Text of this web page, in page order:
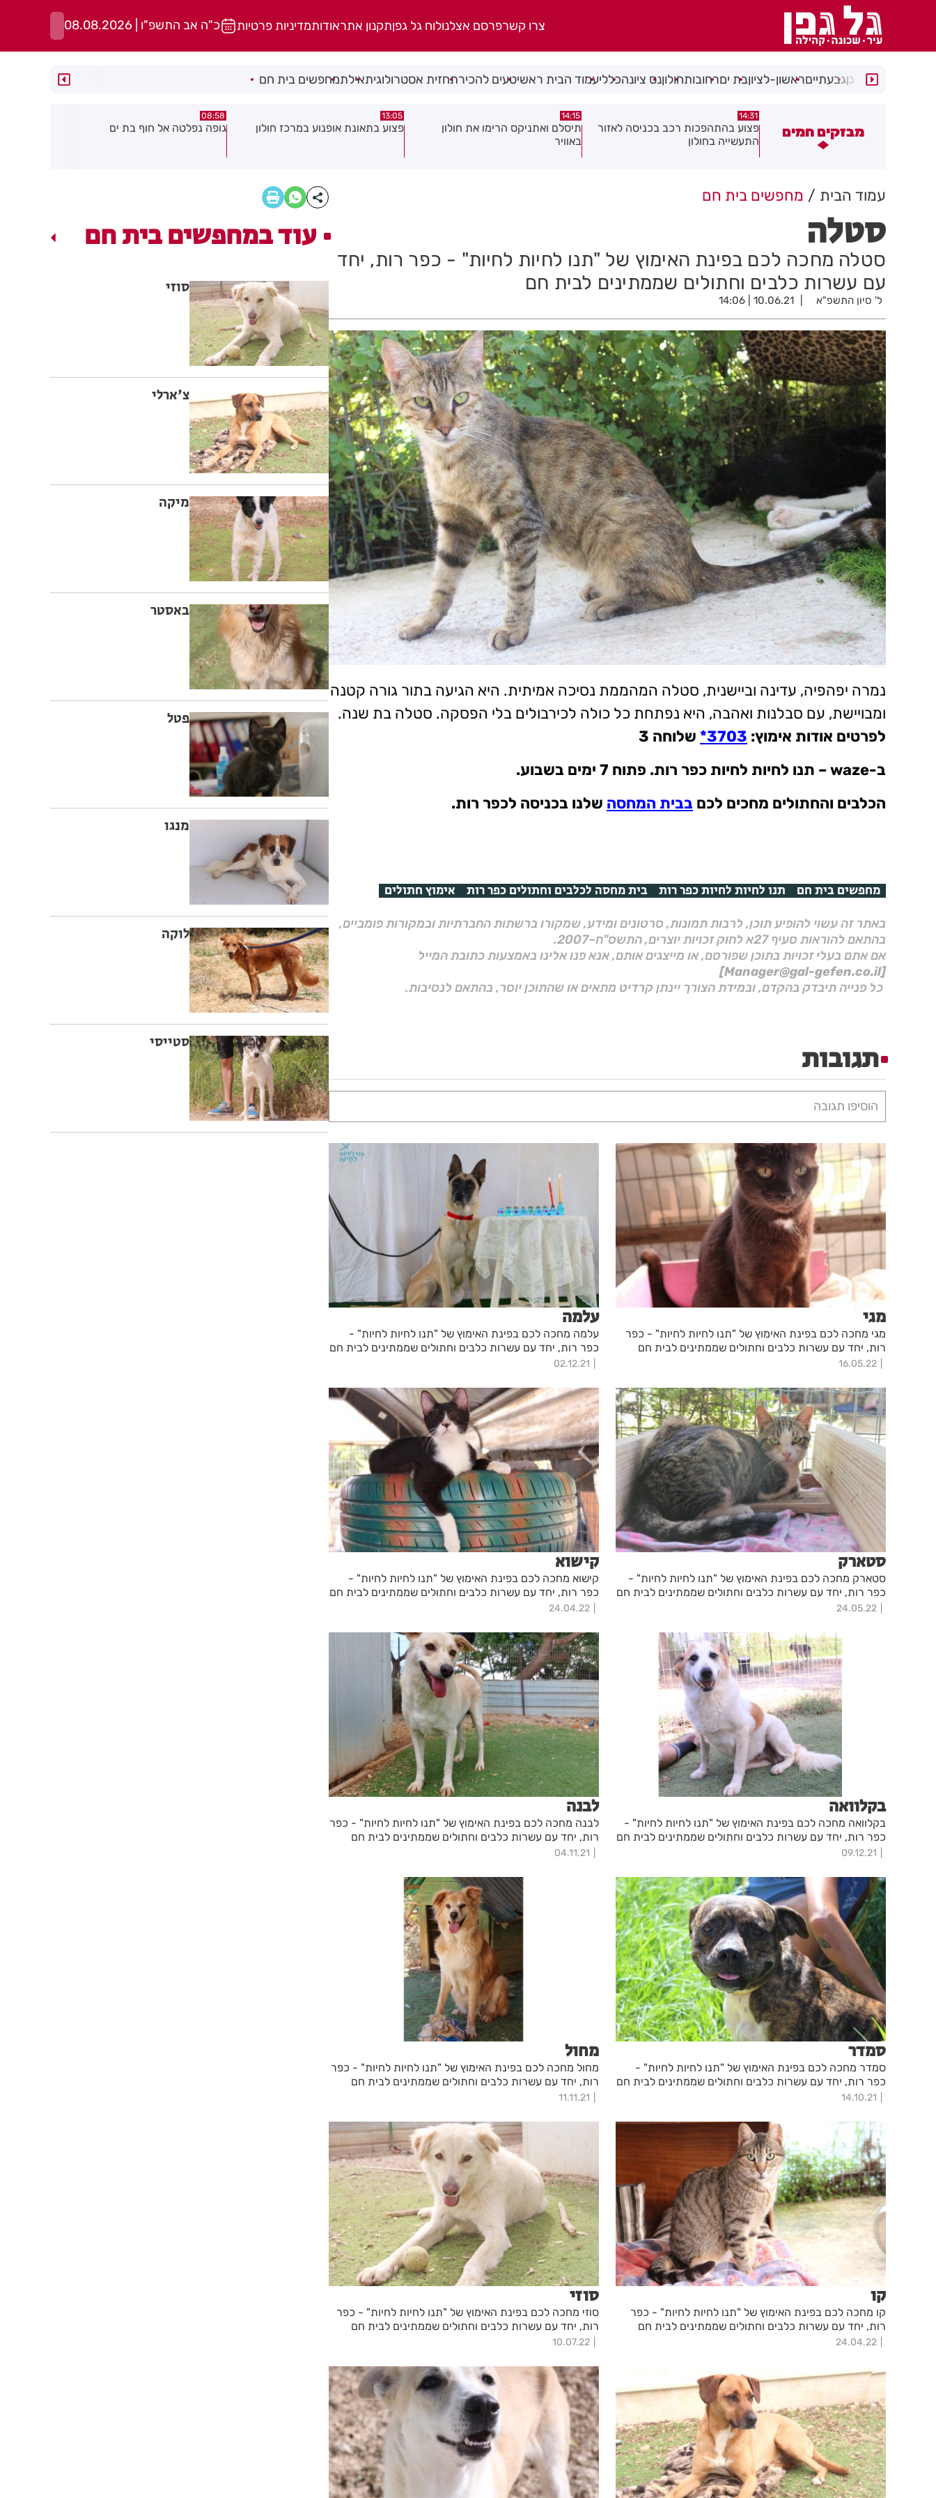
צרו קשרפרסם אצלנולוח גל גפןתקנון אתראודותמדיניות פרטיות כ"ה אב התשפ"ו | 08.08.2026
רמת גןגבעתייםראשון-לציוןבת יםרחובותחולוןנס ציונהכלליעמוד הבית ראשיטעים להכירתחזית אסטרולוגיתאילתמחפשים בית חם
מבזקים חמים
פצוע בהתהפכות רכב בכניסה לאזור
14:15
תיסלם ואתניקס הרימו את חולון
באוויר
13:05
פצוע בתאונת אופנוע במרכז חולון
08:58
גופה נפלטה אל חוף בת ים
08:29
חשד להצתה בשלושה מוקדים ברמת
עמוד הבית מחפשים בית חם
סטלה
סטלה מחכה לכם בפינת האימוץ של "תנו לחיות לחיות" - כפר רות, יחד
עם עשרות כלבים וחתולים שממתינים לבית חם
ל' סיון התשפ"א 10.06.21 | 14:06
נמרה יפהפיה, עדינה וביישנית, סטלה המהממת נסיכה אמיתית. היא הגיעה בתור גורה קטנה
ומבויישת, עם סבלנות ואהבה, היא נפתחת כל כולה לכירבולים בלי הפסקה. סטלה בת שנה.
לפרטים אודות אימוץ:
3703* שלוחה 3
ב-waze – תנו לחיות לחיות כפר רות. פתוח 7 ימים בשבוע
.
הכלבים והחתולים מחכים לכם בבית המחסה שלנו בכניסה לכפר רות.
מחפשים בית חם תנו לחיות לחיות כפר רות בית מחסה לכלבים וחתולים כפר רות אימוץ חתולים
באתר זה עשוי להופיע תוכן, לרבות תמונות, סרטונים ומידע, שמקורו ברשתות החברתיות ובמקורות פומביים,
בהתאם להוראות סעיף 27א לחוק זכויות יוצרים, התשס"ח–2007.
אם אתם בעלי זכויות בתוכן שפורסם, או מייצגים אותם, אנא פנו אלינו באמצעות כתובת המייל
[Manager@gal-gefen.co.il]
כל פנייה תיבדק בהקדם, ובמידת הצורך יינתן קרדיט מתאים או שהתוכן יוסר, בהתאם לנסיבות.
תגובות
הוסיפו תגובה
מגי
מגי מחכה לכם בפינת האימוץ של "תנו לחיות לחיות" - כפר
רות, יחד עם עשרות כלבים וחתולים שממתינים לבית חם
16.05.22
עלמה
עלמה מחכה לכם בפינת האימוץ של "תנו לחיות לחיות" -
כפר רות, יחד עם עשרות כלבים וחתולים שממתינים לבית חם
02.12.21
סטארק
סטארק מחכה לכם בפינת האימוץ של "תנו לחיות לחיות" -
כפר רות, יחד עם עשרות כלבים וחתולים שממתינים לבית חם
24.05.22
קישוא
קישוא מחכה לכם בפינת האימוץ של "תנו לחיות לחיות" -
כפר רות, יחד עם עשרות כלבים וחתולים שממתינים לבית חם
24.04.22
בקלוואה
בקלוואה מחכה לכם בפינת האימוץ של "תנו לחיות לחיות" -
כפר רות, יחד עם עשרות כלבים וחתולים שממתינים לבית חם
09.12.21
לבנה
לבנה מחכה לכם בפינת האימוץ של "תנו לחיות לחיות" - כפר
רות, יחד עם עשרות כלבים וחתולים שממתינים לבית חם
04.11.21
סמדר
סמדר מחכה לכם בפינת האימוץ של "תנו לחיות לחיות" -
כפר רות, יחד עם עשרות כלבים וחתולים שממתינים לבית חם
14.10.21
מחול
מחול מחכה לכם בפינת האימוץ של "תנו לחיות לחיות" - כפר
רות, יחד עם עשרות כלבים וחתולים שממתינים לבית חם
11.11.21
קו
קו מחכה לכם בפינת האימוץ של "תנו לחיות לחיות" - כפר
רות, יחד עם עשרות כלבים וחתולים שממתינים לבית חם
24.04.22
סוזי
סוזי מחכה לכם בפינת האימוץ של "תנו לחיות לחיות" - כפר
רות, יחד עם עשרות כלבים וחתולים שממתינים לבית חם
10.07.22
עוד במחפשים בית חם
סוזי
צ'ארלי
מיקה
באסטר
פטל
מנגו
לוקה
סטייסי